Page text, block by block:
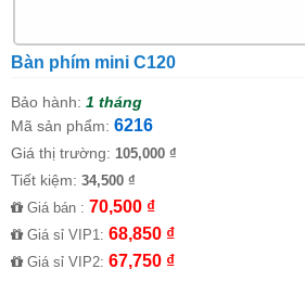
Bàn phím mini C120
Bảo hành: 1 tháng
Mã sản phẩm: 6216
Giá thị trường: 105,000 ₫
Tiết kiệm: 34,500 ₫
Giá bán : 70,500 ₫
Giá sỉ VIP1: 68,850 ₫
Giá sỉ VIP2: 67,750 ₫